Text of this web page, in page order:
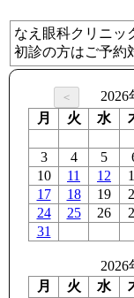
なえ眼科クリニッ
初診の方はご予約
2026
月
火 水
3
4 5
10
11 12
17
18 19
24
25 26
31
2026
月
火 水